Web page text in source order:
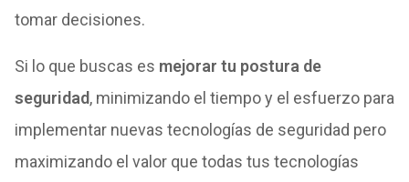
tomar decisiones.
Si lo que buscas es mejorar tu postura de
seguridad, minimizando el tiempo y el esfuerzo para
implementar nuevas tecnologías de seguridad pero
maximizando el valor que todas tus tecnologías